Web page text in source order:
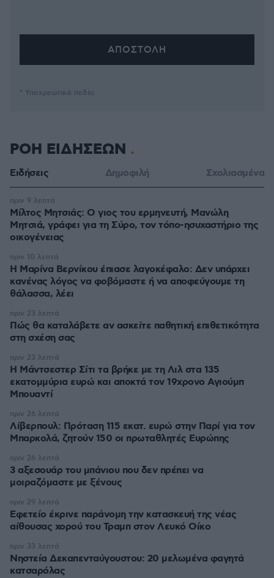
* Υποχρεωτικά πεδία
ΡΟΗ ΕΙΔΗΣΕΩΝ
Ειδήσεις Δημοφιλή Σχολιασμένα
Μίλτος Μητσιάς: Ο γιος του ερμηνευτή, Μανώλη
Μητσιά, γράφει για τη Σύρο, τον τόπο-ησυχαστήριο της
οικογένειας
πριν 9 λεπτά
Η Μαρίνα Βερνίκου έπιασε λαγοκέφαλο: Δεν υπάρχει
κανένας λόγος να φοβόμαστε ή να αποφεύγουμε τη
θάλασσα, λέει
πριν 10 λεπτά
Πώς θα καταλάβετε αν ασκείτε παθητική επιθετικότητα
στη σχέση σας
πριν 23 λεπτά
Η Μάντσεστερ Σίτι τα βρήκε με τη Λιλ στα 135
εκατομμύρια ευρώ και αποκτά τον 19χρονο Αγιούμπ
Μπουαντί
πριν 23 λεπτά
Λίβερπουλ: Πρόταση 115 εκατ. ευρώ στην Παρί για τον
Μπαρκολά, ζητούν 150 οι πρωταθλητές Ευρώπης
πριν 26 λεπτά
3 αξεσουάρ του μπάνιου που δεν πρέπει να
μοιραζόμαστε με ξένους
πριν 26 λεπτά
Εφετείο έκρινε παράνομη την κατασκευή της νέας
αίθουσας χορού του Τραμπ στον Λευκό Οίκο
πριν 29 λεπτά
Νηστεία Δεκαπενταύγουστου: 20 μελωμένα φαγητά
κατσαρόλας
πριν 33 λεπτά